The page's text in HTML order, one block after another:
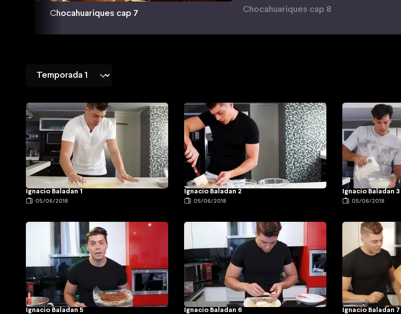
Chocahuariques cap 7
Chocahuariques cap 8
Ignacio Baladan 1
05/06/2018
Ignacio Baladan 2
05/06/2018
Ignacio Baladan 3
05/06/2018
Ignacio Baladan 5 Ignacio Baladan 6 Ignacio Baladan 7